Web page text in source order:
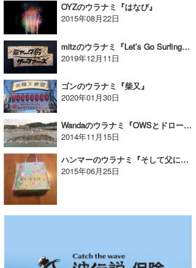
OYZのウラナミ『はなび』
2015年08月22日
mitzのウラナミ『Let’s Go Surfing !!!』
2019年12月11日
ゴンのウラナミ『柴又』
2020年01月30日
Wandaのウラナミ『OWSとドローン』
2014年11月15日
ハンマーのウラナミ『そして父になる…なってないような。』
2015年06月25日